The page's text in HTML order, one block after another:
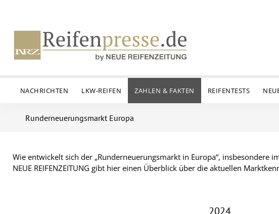
NACHRICHTEN LKW-REIFEN ZAHLEN & FAKTEN REIFENTESTS
Runderneuerungsmarkt Europa
Wie entwickelt sich der „Runderneuerungsmarkt in Europa“, insbesondere
NEUE REIFENZEITUNG gibt hier einen Überblick über die aktuellen
2024